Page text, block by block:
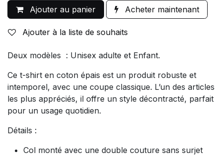
Ajouter au panier Acheter maintenant
Ajouter à la liste de souhaits
Deux modèles : Unisex adulte et Enfant.
Ce t-shirt en coton épais est un produit robuste et
intemporel, avec une coupe classique. L’un des articles
les plus appréciés, il offre un style décontracté, parfait
pour un usage quotidien.
Détails :
Col monté avec une double couture sans surjet